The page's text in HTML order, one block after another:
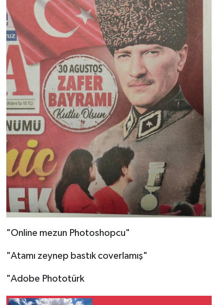
"Online mezun Photoshopcu"
"Atamı zeynep bastık coverlamış"
"Adobe Phototürk